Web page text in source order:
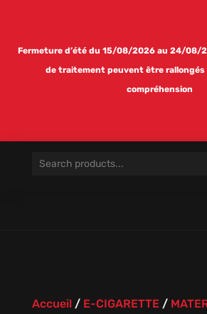
Fermeture d’été du 15/08/2026 au 24/08/
de traitement peuvent être rallongés
compréhension
Accueil/ E-CIGARETTE/